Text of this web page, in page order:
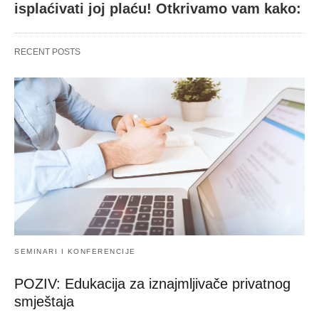
isplaćivati joj plaću! Otkrivamo vam kako:
RECENT POSTS
SEMINARI I KONFERENCIJE
POZIV: Edukacija za iznajmljivače privatnog
smještaja